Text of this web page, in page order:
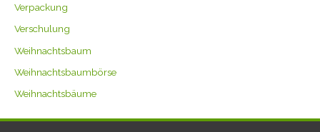
Verpackung
Verschulung
Weihnachtsbaum
Weihnachtsbaumbörse
Weihnachtsbäume